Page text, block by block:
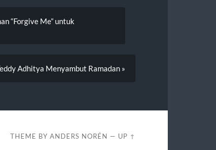
“Forgive Me” untuk
Adhitya Menyambut Ramadan »
THEME BYANDERS NORÉN — UP ↑